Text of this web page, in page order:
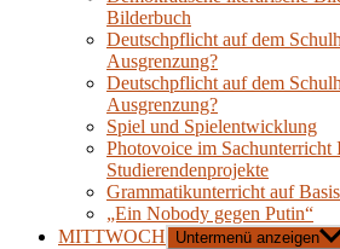
Bilderbuch
Deutschpflicht auf dem
Ausgrenzung?
Deutschpflicht auf dem
Ausgrenzung?
Spiel und Spielentwicklung
Photovoice im Sachunterricht
Studierendenprojekte
Grammatikunterricht auf
„Ein Nobody gegen Putin“
MITTWOCH
Untermenü anzeigen